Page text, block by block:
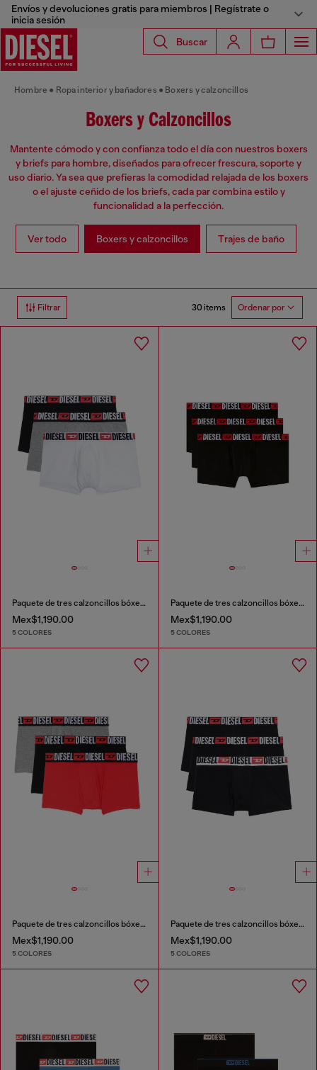
Envíos y devoluciones gratis para miembros | Regístrate o
inicia sesión
Buscar
Hombre Ropa interior y bañadores Boxers y calzoncillos
Boxers y Calzoncillos
Mantente cómodo y con confianza todo el día con nuestros boxers
y briefs para hombre, diseñados para ofrecer frescura, soporte y
uso diario. Ya sea que prefieras la comodidad relajada de los boxers
o el ajuste ceñido de los briefs, cada par combina estilo y
funcionalidad a la perfección.
Ver todo Boxers y calzoncillos Trajes de baño
Filtrar 30 items Ordenar por
Paquete de tres calzoncillos bóxer con logotipo en la cintura
Mex$1,190.00
5 COLORES
Paquete de tres calzoncillos bóxer con logotipo en la cintura
Mex$1,190.00
5 COLORES
Paquete de tres calzoncillos bóxer con logotipo en la cintura
Mex$1,190.00
5 COLORES
Paquete de tres calzoncillos bóxer con logotipo en la cintura
Mex$1,190.00
5 COLORES